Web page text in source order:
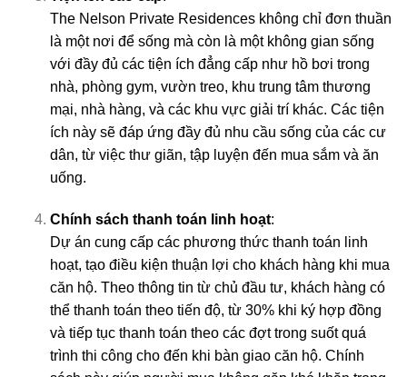
The Nelson Private Residences không chỉ đơn thuần
là một nơi để sống mà còn là một không gian sống
với đầy đủ các tiện ích đẳng cấp như hồ bơi trong
nhà, phòng gym, vườn treo, khu trung tâm thương
mại, nhà hàng, và các khu vực giải trí khác. Các tiện
ích này sẽ đáp ứng đầy đủ nhu cầu sống của các cư
dân, từ việc thư giãn, tập luyện đến mua sắm và ăn
uống.
Chính sách thanh toán linh hoạt:
Dự án cung cấp các phương thức thanh toán linh
hoạt, tạo điều kiện thuận lợi cho khách hàng khi mua
căn hộ. Theo thông tin từ chủ đầu tư, khách hàng có
thể thanh toán theo tiến độ, từ 30% khi ký hợp đồng
và tiếp tục thanh toán theo các đợt trong suốt quá
trình thi công cho đến khi bàn giao căn hộ. Chính